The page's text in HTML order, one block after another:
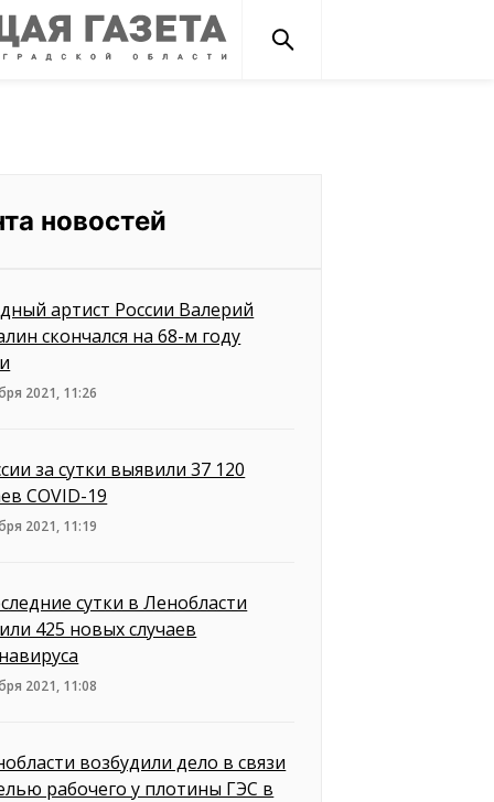
новостей
артист России Валерий
скончался на 68-м году
2021, 11:26
за сутки выявили 37 120
COVID-19
2021, 11:19
сутки в Ленобласти
425 новых случаев
2021, 11:08
возбудили дело в связи
рабочего у плотины ГЭС в